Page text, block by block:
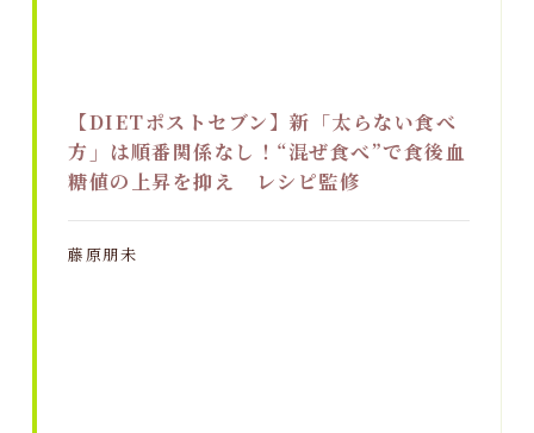
【DIETポストセブン】新「太らない食べ
方」は順番関係なし！“混ぜ食べ”で食後血
糖値の上昇を抑え レシピ監修
藤原朋未